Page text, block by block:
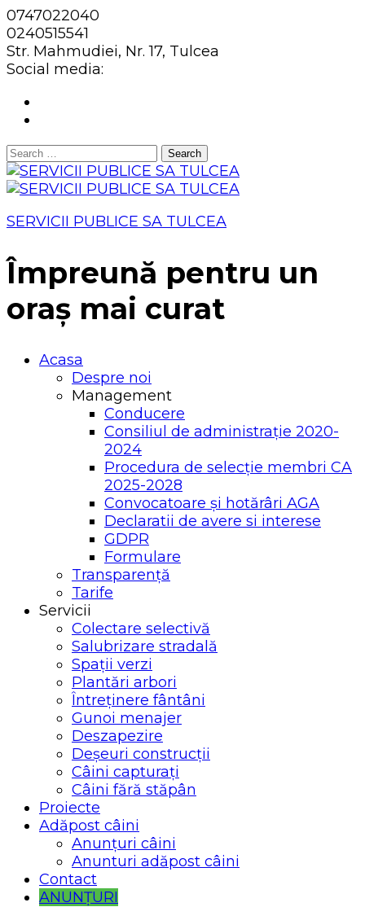
0747022040
0240515541
Str. Mahmudiei, Nr. 17, Tulcea
Social media:
Search
for:
SERVICII PUBLICE SA TULCEA
Împreună pentru un
oraș mai curat
Acasa
Despre noi
Management
Conducere
Consiliul de administrație 2020-
2024
Procedura de selecție membri CA
2025-2028
Convocatoare și hotărâri AGA
Declaratii de avere si interese
GDPR
Formulare
Transparență
Tarife
Servicii
Colectare selectivă
Salubrizare stradală
Spații verzi
Plantări arbori
Întreținere fântâni
Gunoi menajer
Deszapezire
Deșeuri construcții
Câini capturați
Câini fără stăpân
Proiecte
Adăpost câini
Anunțuri câini
Anunturi adăpost câini
Contact
ANUNȚURI